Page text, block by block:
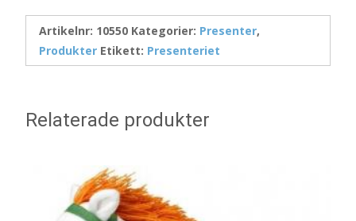
Artikelnr: 10550 Kategorier: Presenter,
Produkter Etikett: Presenteriet
Relaterade produkter